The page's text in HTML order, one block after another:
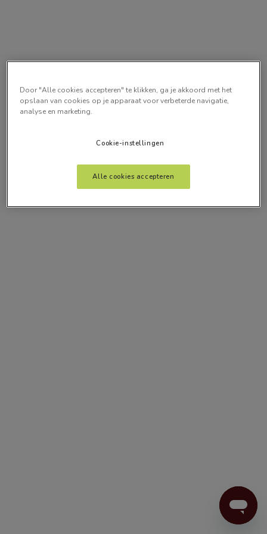
Door "Alle cookies accepteren" te klikken, ga je akkoord met het
opslaan van cookies op je apparaat voor verbeterde navigatie,
analyse en marketing.
Cookie-instellingen
Alle cookies accepteren